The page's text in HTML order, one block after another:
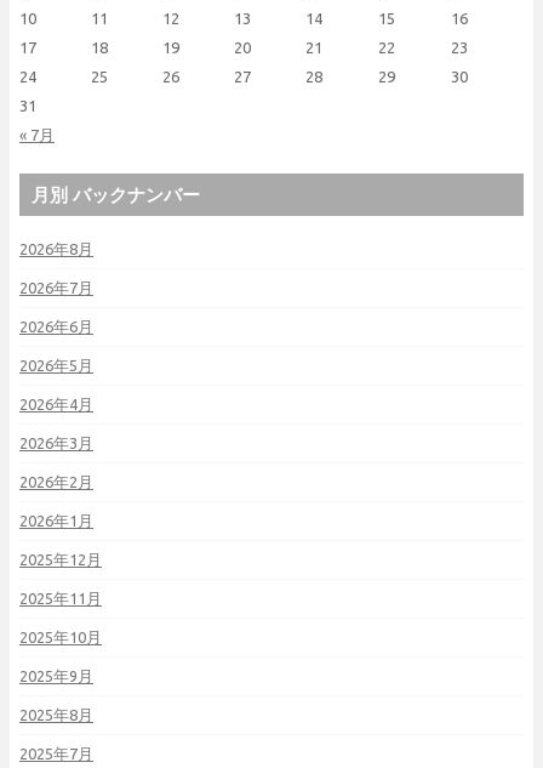
« 7月
10
11 12 13 14 15
16
17
18 19 20 21 22
23
24
25 26 27 28 29
30
31
月別 バックナンバー
2026年8月
2026年7月
2026年6月
2026年5月
2026年4月
2026年3月
2026年2月
2026年1月
2025年12月
2025年11月
2025年10月
2025年9月
2025年8月
2025年7月